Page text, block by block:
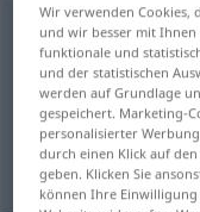
blutsverwandtadj
Übersicht aller
(Für mehr Details die
related by
Wir verwenden Cookies,
und wir besser mit
funktionale und
und der statistischen
werden auf Grundlage
gespeichert. Marketing-
personalisierter
durch einen Klick auf
geben. Klicken Sie
können Ihre